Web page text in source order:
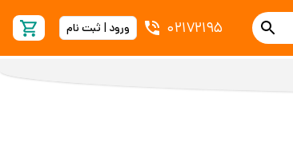
02172195 ورود | ثبت نام